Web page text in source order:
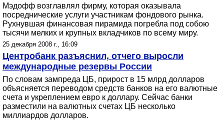
Мэдофф возглавлял фирму, которая оказывала
посреднические услуги участникам фондового рынка.
Рухнувшая финансовая пирамида погребла под собою
тысячи мелких и крупных вкладчиков по всему миру.
25 декабря 2008 г., 16:09
Центробанк разъяснил, отчего выросли
международные резервы России
По словам зампреда ЦБ, прирост в 15 млрд долларов
объясняется переводом средств банков на его валютные
счета и укреплением евро к доллару. Сейчас банки
разместили на валютных счетах ЦБ несколько
миллиардов долларов.